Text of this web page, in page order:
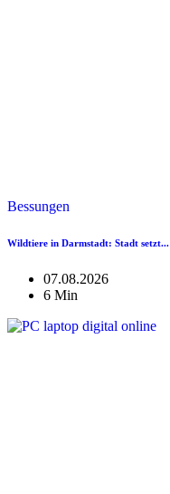
Bessungen
Wildtiere in Darmstadt: Stadt setzt...
07.08.2026
6 Min